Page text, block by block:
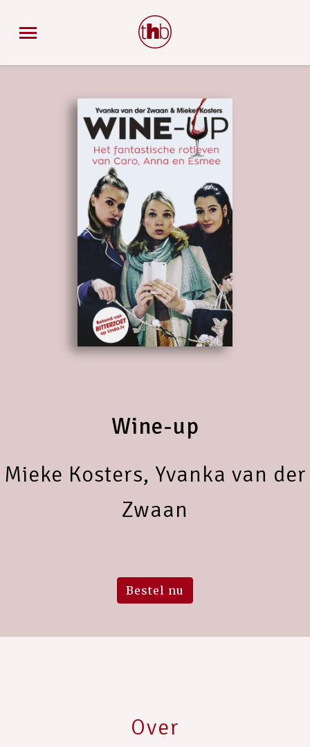
Wine-up
Mieke Kosters, Yvanka van der
Zwaan
Bestel nu
Over